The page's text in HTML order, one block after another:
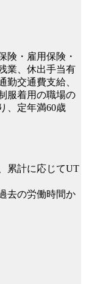
険・雇用保険・
業、休出手当有
勤交通費支給、
服着用の職場の
、定年満60歳
累計に応じてUT
去の労働時間か